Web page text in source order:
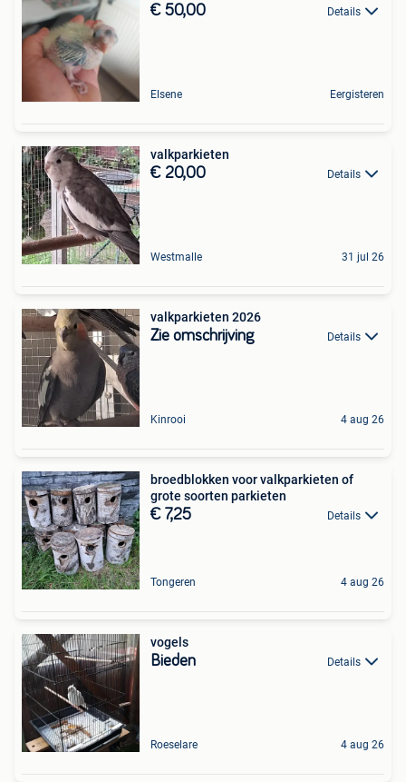
€ 50,00 Details
Elsene Eergisteren
valkparkieten
€ 20,00 Details
Westmalle 31 jul 26
valkparkieten 2026
Zie omschrijving Details
Kinrooi 4 aug 26
broedblokken voor valkparkieten of
grote soorten parkieten
€ 7,25 Details
Tongeren 4 aug 26
vogels
Bieden Details
Roeselare 4 aug 26